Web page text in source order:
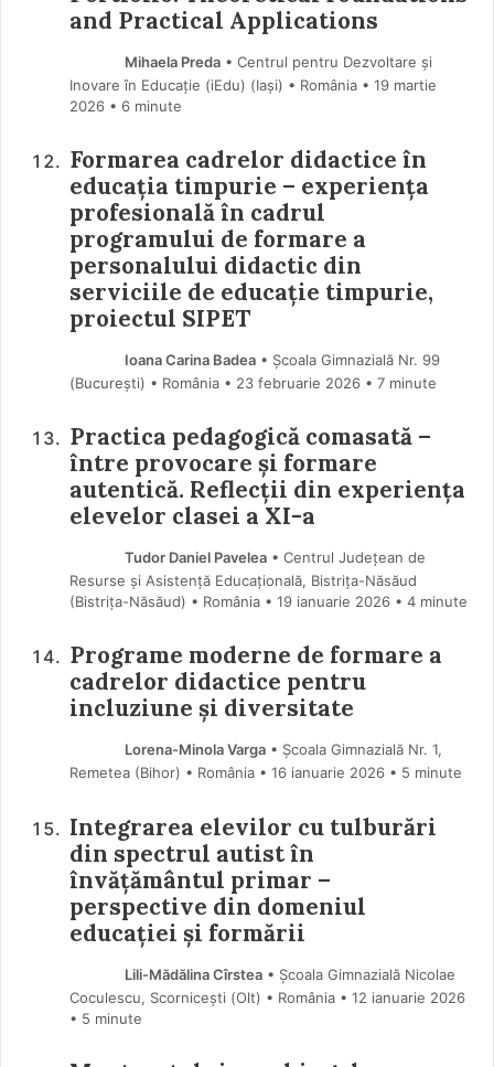
and Practical Applications
Mihaela Preda• Centrul pentru Dezvoltare și
Inovare în Educație (iEdu) (Iaşi) • România
19 martie
2026 • 6 minute
Formarea cadrelor didactice în
educația timpurie – experiența
profesională în cadrul
programului de formare a
personalului didactic din
serviciile de educație timpurie,
proiectul SIPET
Ioana Carina Badea• Școala Gimnazială Nr. 99
(Bucureşti) • România
23 februarie 2026 • 7 minute
Practica pedagogică comasată –
între provocare și formare
autentică. Reflecții din experiența
elevelor clasei a XI-a
Tudor Daniel Pavelea• Centrul Județean de
Resurse și Asistență Educațională, Bistrița-Năsăud
(Bistriţa-Năsăud) • România
19 ianuarie 2026 • 4 minute
Programe moderne de formare a
cadrelor didactice pentru
incluziune și diversitate
Lorena-Minola Varga• Școala Gimnazială Nr. 1,
Remetea (Bihor) • România
16 ianuarie 2026 • 5 minute
Integrarea elevilor cu tulburări
din spectrul autist în
învățământul primar –
perspective din domeniul
educației și formării
Lili-Mădălina Cîrstea• Școala Gimnazială Nicolae
Coculescu, Scornicești (Olt) • România
12 ianuarie 2026
• 5 minute